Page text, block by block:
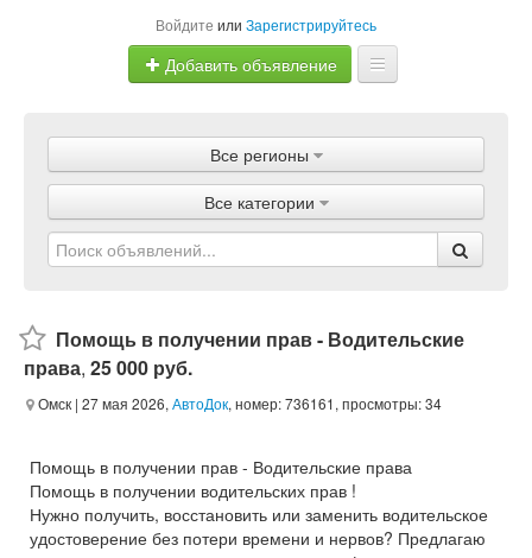
Войдите или Зарегистрируйтесь
Добавить объявление
Объявления
Магазины
Услуги
Все регионы
Все категории
Помощь в получении прав - Водительские
права, 25 000 руб.
Омск | 27 мая 2026, АвтоДок, номер: 736161, просмотры: 34
Помощь в получении прав - Водительские права
Помощь в получении водительских прав !
Нужно получить, восстановить или заменить водительское
удостоверение без потери времени и нервов? Предлагаю